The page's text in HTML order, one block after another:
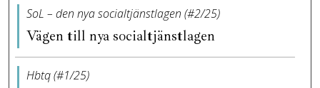
SoL – den nya socialtjänstlagen (#2/25)
Vägen till nya socialtjänstlagen
Hbtq (#1/25)